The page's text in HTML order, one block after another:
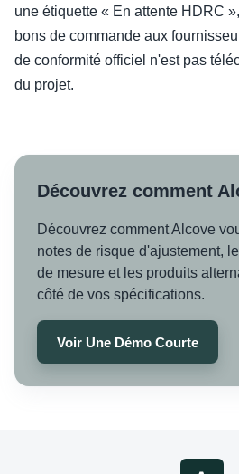
une étiquette « En attente HDRC
bons de commande aux
de conformité officiel n'est pas
du projet.
Découvrez comment
Découvrez comment Alcove
notes de risque d'ajustement,
de mesure et les produits
côté de vos spécifications.
Voir Une Démo Courte